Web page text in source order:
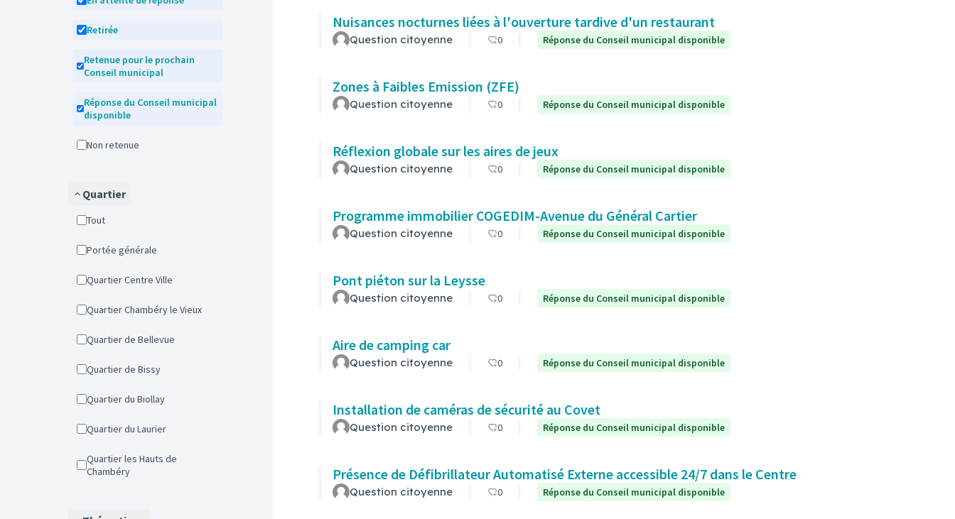
Retirée
Retenue pour le prochain
Conseil municipal
Réponse du Conseil municipal
disponible
Non retenue
Quartier
Tout
Portée générale
Quartier Centre Ville
Quartier Chambéry le Vieux
Quartier de Bellevue
Quartier de Bissy
Quartier du Biollay
Quartier du Laurier
Quartier les Hauts de
Chambéry
Nuisances nocturnes liées à l'ouverture tardive d'un restaurant
Question citoyenne 0 Réponse du Conseil municipal disponible
Zones à Faibles Emission (ZFE)
Question citoyenne 0 Réponse du Conseil municipal disponible
Réflexion globale sur les aires de jeux
Question citoyenne 0 Réponse du Conseil municipal disponible
Programme immobilier COGEDIM-Avenue du Général Cartier
Question citoyenne 0 Réponse du Conseil municipal disponible
Pont piéton sur la Leysse
Question citoyenne 0 Réponse du Conseil municipal disponible
Aire de camping car
Question citoyenne 0 Réponse du Conseil municipal disponible
Installation de caméras de sécurité au Covet
Question citoyenne 0 Réponse du Conseil municipal disponible
Présence de Défibrillateur Automatisé Externe accessible 24/7 dans le Centre
Question citoyenne 0 Réponse du Conseil municipal disponible